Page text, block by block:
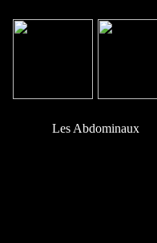
Les Abdominaux